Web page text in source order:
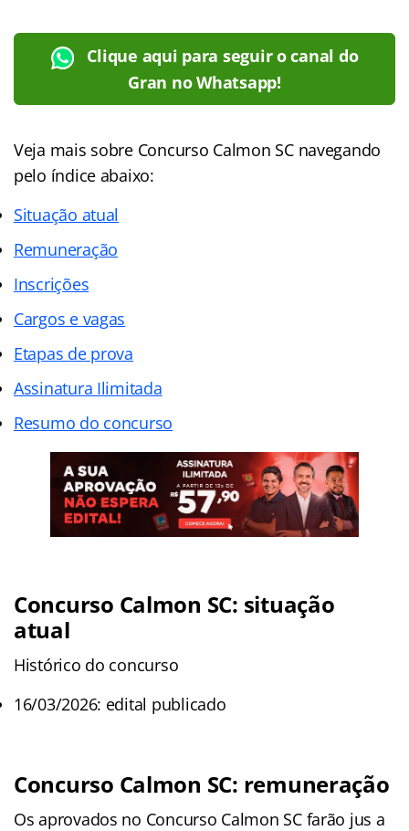
Clique aqui para seguir o canal do
Gran no Whatsapp!
Veja mais sobre Concurso Calmon SC navegando
pelo índice abaixo:
Situação atual
Remuneração
Inscrições
Cargos e vagas
Etapas de prova
Assinatura Ilimitada
Resumo do concurso
Concurso Calmon SC: situação
atual
Histórico do concurso
16/03/2026: edital publicado
Concurso Calmon SC: remuneração
Os aprovados no Concurso Calmon SC farão jus a